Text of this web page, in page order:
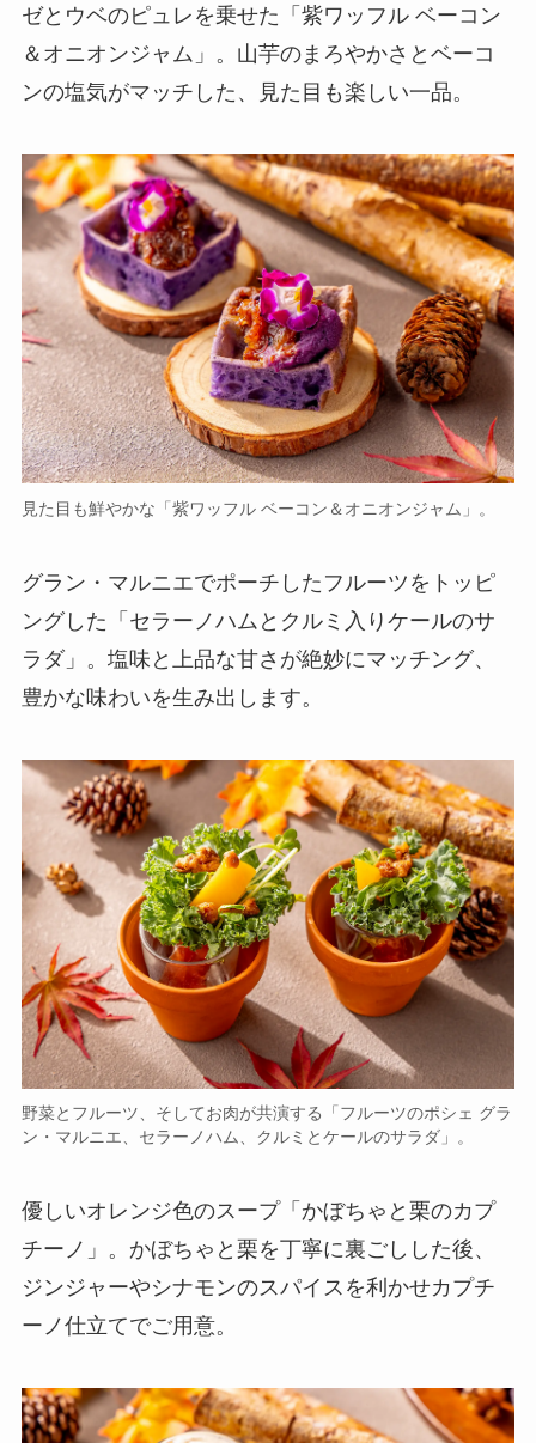
ゼとウベのピュレを乗せた「紫ワッフル ベーコン
＆オニオンジャム」。山芋のまろやかさとベーコ
ンの塩気がマッチした、見た目も楽しい一品。
見た目も鮮やかな「紫ワッフル ベーコン＆オニオンジャム」。
グラン・マルニエでポーチしたフルーツをトッピ
ングした「セラーノハムとクルミ入りケールのサ
ラダ」。塩味と上品な甘さが絶妙にマッチング、
豊かな味わいを生み出します。
野菜とフルーツ、そしてお肉が共演する「フルーツのポシェ グラ
ン・マルニエ、セラーノハム、クルミとケールのサラダ」。
優しいオレンジ色のスープ「かぼちゃと栗のカプ
チーノ」。かぼちゃと栗を丁寧に裏ごしした後、
ジンジャーやシナモンのスパイスを利かせカプチ
ーノ仕立てでご用意。